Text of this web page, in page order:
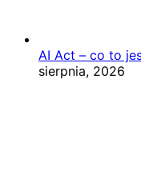
AI Act – co to
sierpnia, 2026